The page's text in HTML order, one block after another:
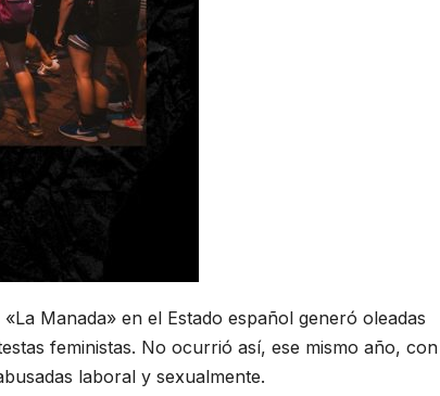
Manada» en el Estado español generó oleadas
feministas. No ocurrió así, ese mismo año, con
laboral y sexualmente.